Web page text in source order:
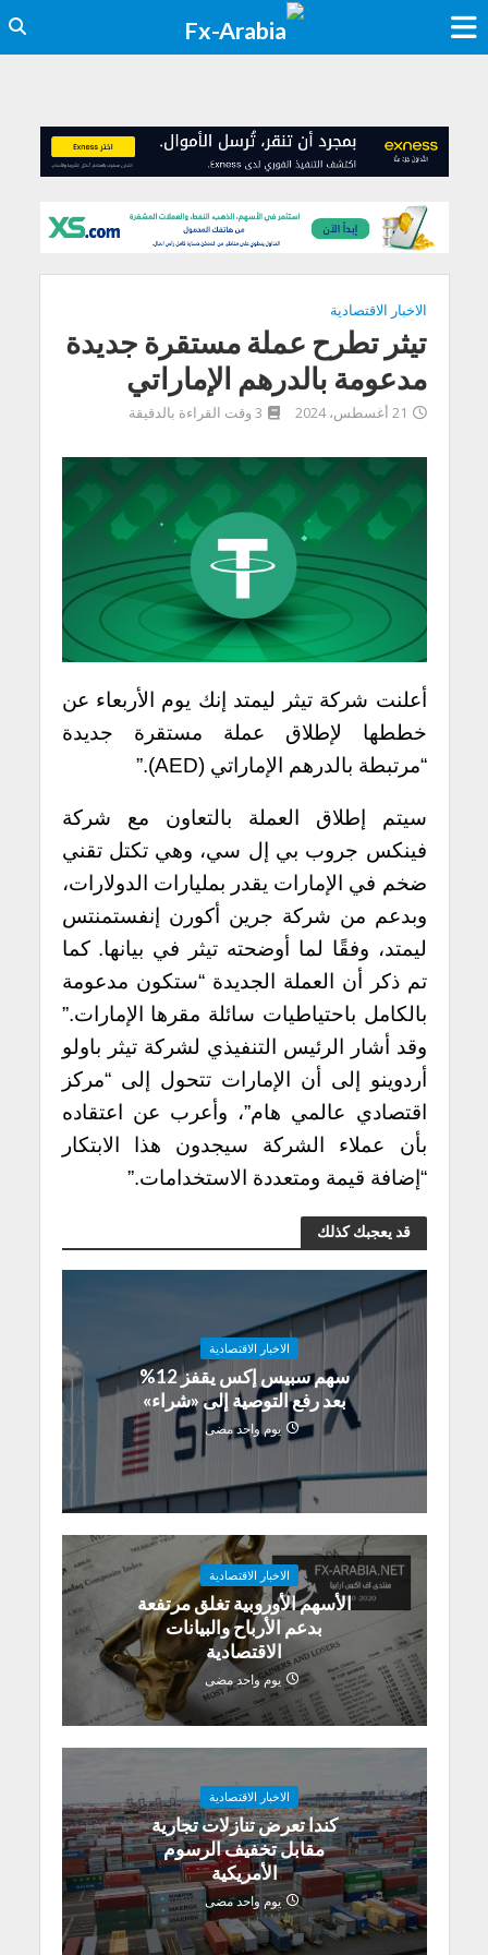
الاخبار الاقتصادية
تيثر تطرح عملة مستقرة جديدة
مدعومة بالدرهم الإماراتي
21 أغسطس، 2024 3 وقت القراءة بالدقيقة
أعلنت شركة تيثر ليمتد إنك يوم الأربعاء عن
خططها لإطلاق عملة مستقرة جديدة
“مرتبطة بالدرهم الإماراتي (AED).”
سيتم إطلاق العملة بالتعاون مع شركة
فينكس جروب بي إل سي، وهي تكتل تقني
ضخم في الإمارات يقدر بمليارات الدولارات،
وبدعم من شركة جرين أكورن إنفستمنتس
ليمتد، وفقًا لما أوضحته تيثر في بيانها. كما
تم ذكر أن العملة الجديدة “ستكون مدعومة
بالكامل باحتياطيات سائلة مقرها الإمارات.”
وقد أشار الرئيس التنفيذي لشركة تيثر باولو
أردوينو إلى أن الإمارات تتحول إلى “مركز
اقتصادي عالمي هام”، وأعرب عن اعتقاده
بأن عملاء الشركة سيجدون هذا الابتكار
“إضافة قيمة ومتعددة الاستخدامات.”
قد يعجبك كذلك
الاخبار الاقتصادية
سهم سبيس إكس يقفز 12%
بعد رفع التوصية إلى «شراء»
يوم واحد مضى
الاخبار الاقتصادية
الأسهم الأوروبية تغلق مرتفعة
بدعم الأرباح والبيانات
الاقتصادية
يوم واحد مضى
الاخبار الاقتصادية
كندا تعرض تنازلات تجارية
مقابل تخفيف الرسوم
الأمريكية
يوم واحد مضى